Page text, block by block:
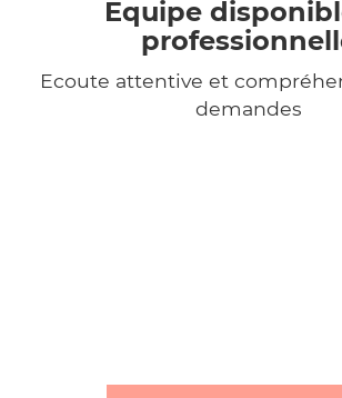
Equipe
Ecoute attentive et
demandes